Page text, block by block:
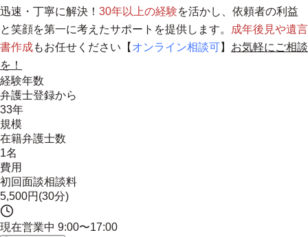
迅速・丁寧に解決！ 30年以上の経験を活かし、 依頼者の利益
と笑顔を第一に考えたサポートを提供します。
成年後見や遺言
書作成もお任せください【 オンライン相談可】 お気軽にご相談
を！
経験年数
弁護士登録から
33年
規模
在籍弁護士数
1名
費用
初回面談相談料
5,500円(30分)
現在営業中 9:00〜17:00